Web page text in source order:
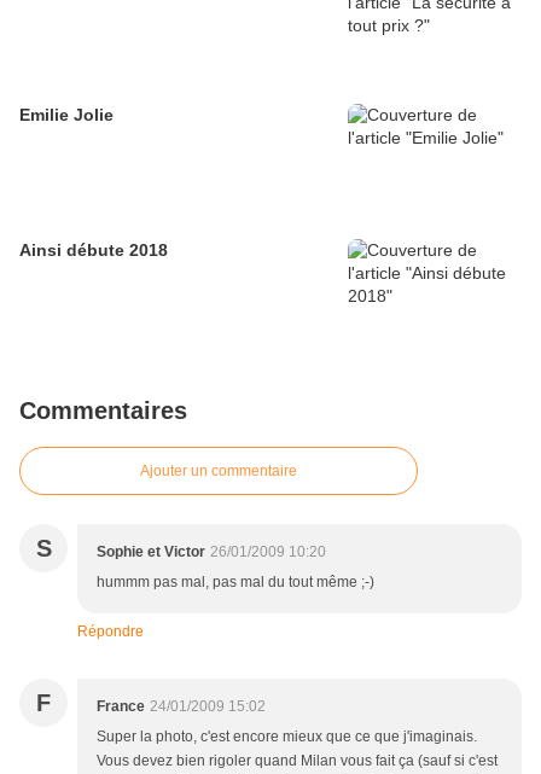
Emilie Jolie
Ainsi débute 2018
Commentaires
Ajouter un commentaire
S Sophie et Victor 26/01/2009 10:20
hummm pas mal, pas mal du tout même ;-)
Répondre
F France 24/01/2009 15:02
Super la photo, c'est encore mieux que ce que j'imaginais.
Vous devez bien rigoler quand Milan vous fait ça (sauf si c'est